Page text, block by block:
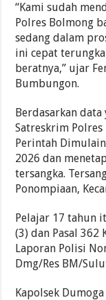
“Kami sudah
Polres Bolmong
sedang dalam
ini cepat
beratnya,” ujar
Bumbungon.
Berdasarkan
Satreskrim
Perintah
2026 dan
tersangka.
Ponompiaan,
Pelajar 17 tahun
(3) dan Pasal 362
Laporan Polisi
Dmg/Res BM/
Kapolsek